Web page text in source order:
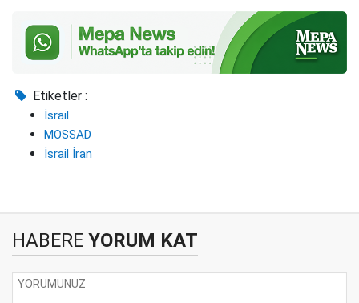
Etiketler :
İsrail
MOSSAD
İsrail İran
HABERE YORUM KAT